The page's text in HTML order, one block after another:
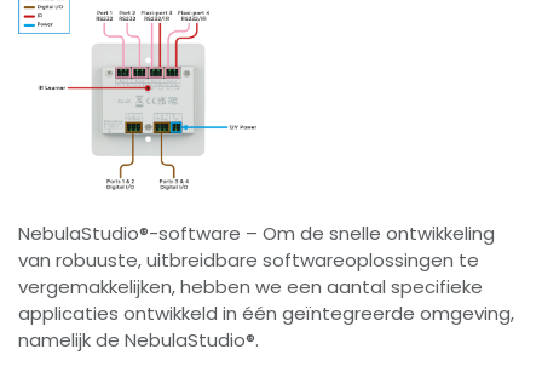
NebulaStudio®-software – Om de snelle ontwikkeling
van robuuste, uitbreidbare softwareoplossingen te
vergemakkelijken, hebben we een aantal specifieke
applicaties ontwikkeld in één geïntegreerde omgeving,
namelijk de NebulaStudio®.